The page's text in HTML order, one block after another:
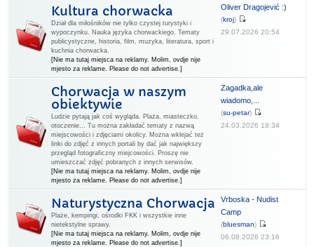
Kultura chorwacka
Dział dla miłośników nie tylko czystej turystyki i
wypoczynku. Nauka języka chorwackiego. Tematy
publicystyczne, historia, film, muzyka, literatura, sport i
kuchnia chorwacka.
[Nie ma tutaj miejsca na reklamy. Molim, ovdje nije
mjesto za reklame. Please do not advertise.]
Oliver Dragojević :)
(kroj)
29.07.2026 20:54
Chorwacja w naszym
obiektywie
Ludzie pytają jak coś wygląda. Plaża, miasteczko,
otoczenie... Tu można zakładać tematy z nazwą
miejscowości i zdjęciami okolicy. Można wklejać też
linki do zdjęć z innych portali by dać jak największy
przegląd fotograficzny miejcowości. Proszę nie
umieszczać zdjęć pobranych z innych serwisów.
[Nie ma tutaj miejsca na reklamy. Molim, ovdje nije
mjesto za reklame. Please do not advertise.]
Zagadka,ale
wiadomo,...
(su-petar)
24.03.2026 18:34
Naturystyczna Chorwacja
Plaże, kempingi, ośrodki FKK i wszystkie inne
nietekstylne sprawy.
[Nie ma tutaj miejsca na reklamy. Molim, ovdje nije
mjesto za reklame. Please do not advertise.]
Vrboska - Nudist
Camp
(bluesman)
06.08.2026 23:16